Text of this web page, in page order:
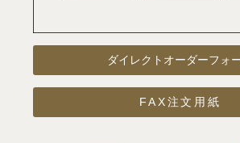
ダイレクトオーダーフォ
FAX注文用紙